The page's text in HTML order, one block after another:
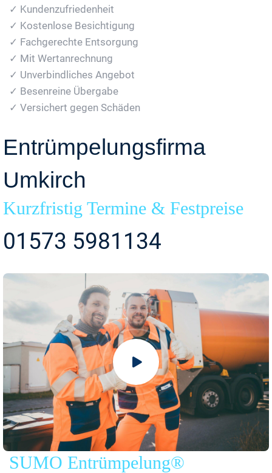
✓ Kundenzufriedenheit
✓ Kostenlose Besichtigung
✓ Fachgerechte Entsorgung
✓ Mit Wertanrechnung
✓ Unverbindliches Angebot
✓ Besenreine Übergabe
✓ Versichert gegen Schäden
Entrümpelungsfirma
Umkirch
Kurzfristig Termine & Festpreise
01573 5981134
SUMO Entrümpelung®